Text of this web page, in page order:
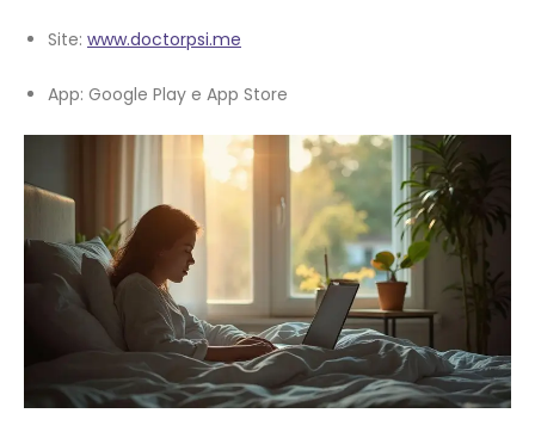
Site: www.doctorpsi.me
App: Google Play e App Store